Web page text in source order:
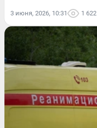
3 июня, 2026, 10:31 1 622